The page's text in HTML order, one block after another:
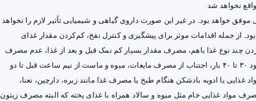
نخواهد شد
موفق خواهد بود. در غیر این صورت داروی گیاهی و شیمیایی تأثیر لازم را نخواهد
از جمله اقدامات موثر برای پیشگیری و کنترل نفخ، کم‌کردن مقدار غذای
چند نوع غذا باهم، مصرف مقدار بسیار کم نمک قبل و بعد از غذا، عدم مصرف
غذا قبل از گرسنگی، جویدن هر لقمه حدود ۳۰ تا ۴۰ بار، اجتناب از مصرف مایعات، میوه و ماست از نیم ساعت قبل تا دو
غذایی یا ادویه بادشکن هنگام طبخ یا مصرف غذا مانند زیره، دارچین، نعنا،
مواد غذایی خام مثل میوه و سالاد همراه با غذای پخته که البته مصرف زیتون